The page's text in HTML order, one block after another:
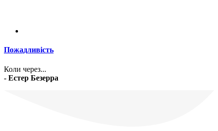
Пожадливість
Коли через...
- Естер Безерра